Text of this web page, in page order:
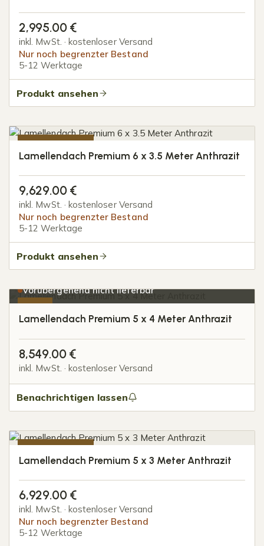
2,995.00 €
inkl. MwSt. · kostenloser Versand
Nur noch begrenzter Bestand
5-12 Werktage
Produkt ansehen
Lamellendach Premium 6 x 3.5 Meter Anthrazit
9,629.00 €
inkl. MwSt. · kostenloser Versand
Nur noch begrenzter Bestand
5-12 Werktage
Produkt ansehen
Vorübergehend nicht lieferbar
Lamellendach Premium 5 x 4 Meter Anthrazit
8,549.00 €
inkl. MwSt. · kostenloser Versand
Benachrichtigen lassen
Lamellendach Premium 5 x 3 Meter Anthrazit
6,929.00 €
inkl. MwSt. · kostenloser Versand
Nur noch begrenzter Bestand
5-12 Werktage